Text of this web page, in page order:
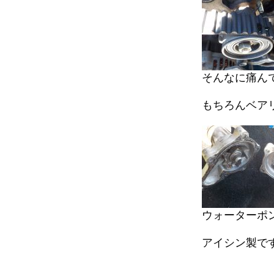
そんなに痛ん
もちろんベア
ウォーターポ
アイシン製で